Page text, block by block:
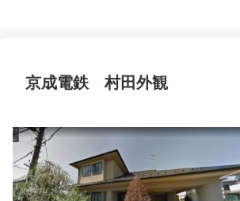
京成電鉄 村田外観